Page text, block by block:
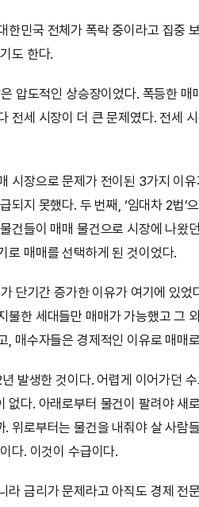
한민국 전체가 폭락 중이라고 집중
도 한다.
압도적인 상승장이었다. 폭등한
전세 시장이 더 큰 문제였다. 전세
시장으로 문제가 전이된 3가지 이
되지 못했다. 두 번째, ‘임대차 2법’
건들이 매매 물건으로 시장에 나왔
로 매매를 선택하게 된 것이었다.
단기간 증가한 이유가 여기에 있
불한 세대들만 매매가 가능했고 그
, 매수자들은 경제적인 이유로 매매
발생한 것이다. 어렵게 이어가던
없다. 아래로부터 물건이 팔려야 새
. 위로부터는 물건을 내줘야 살 사람
다. 이것이 수급이다.
라 금리가 문제라고 아직도 경제 전